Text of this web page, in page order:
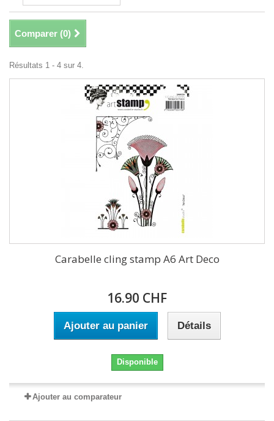
Comparer (0)
Résultats 1 - 4 sur 4.
Carabelle cling stamp A6 Art Deco
16.90 CHF
Ajouter au panier Détails
Disponible
Ajouter au comparateur